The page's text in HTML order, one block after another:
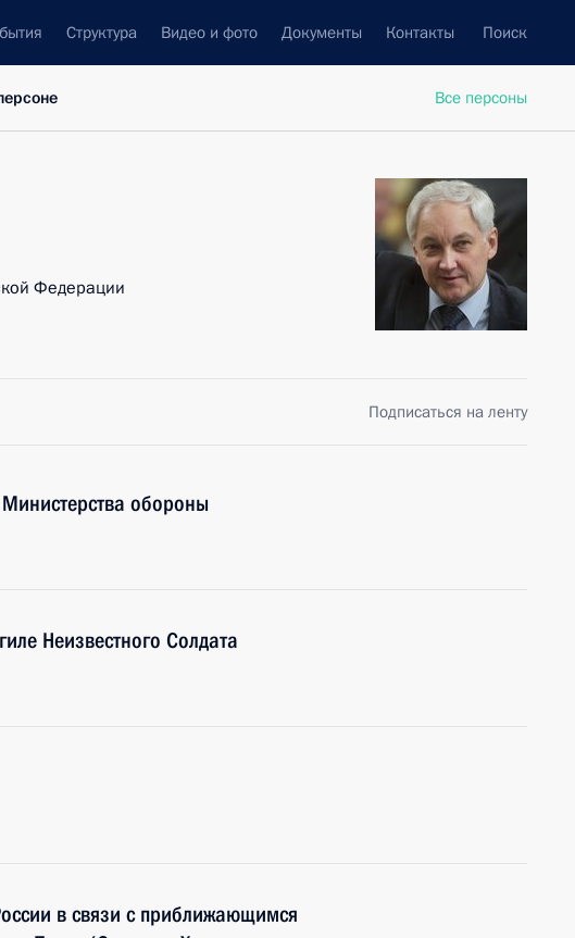
Структура Видео и фото Документы Контакты Поиск
Все персоны
Федерации
Подписаться на ленту
обороны
Неизвестного Солдата
в связи с приближающимся